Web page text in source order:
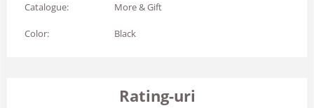
Catalogue: More & Gift
Color: Black
Rating-uri